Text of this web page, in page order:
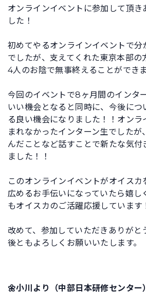
オンラインイベントに参加して頂き
した！
初めてやるオンラインイベントで分
でしたが、支えてくれた東京本部の
4人のお陰で無事終えることができ
今回のイベントで8ヶ月間のインタ
いい機会となると同時に、今後につ
る良い機会になりました！！オンラ
まれなかったインターン生でしたが
んだことなど話すことで新たな気付
ました！！
このオンラインイベントがオイスカ
広めるお手伝いになっていたら嬉し
もオイスカのご活躍応援しています
改めて、参加していただきありがと
後ともよろしくお願いいたします。
🌼小川より（中部日本研修センター）